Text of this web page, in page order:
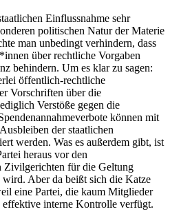
Einflussnahme sehr
politischen Natur der Materie
man unbedingt verhindern, dass
über rechtliche Vorgaben
behindern. Um es klar zu sagen:
öffentlich-rechtliche
Vorschriften über die
Verstöße gegen die
können mit
der staatlichen
werden. Was es außerdem gibt, ist
heraus vor den
Zivilgerichten für die Geltung
wird. Aber da beißt sich die Katze
eine Partei, die kaum Mitglieder
interne Kontrolle verfügt.